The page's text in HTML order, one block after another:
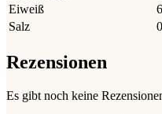
Eiweiß
Salz
Rezensionen
Es gibt noch keine